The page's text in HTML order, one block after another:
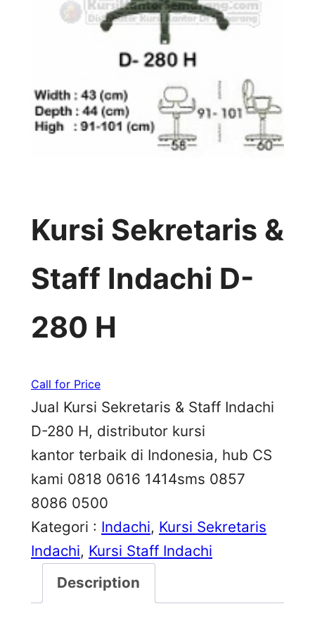
Kursi Sekretaris &
Staff Indachi D-
280 H
Call for Price
Jual Kursi Sekretaris & Staff Indachi
D-280 H, distributor kursi
kantor terbaik di Indonesia, hub CS
kami 0818 0616 1414sms 0857
8086 0500
Kategori : Indachi, Kursi Sekretaris
Indachi, Kursi Staff Indachi
Description